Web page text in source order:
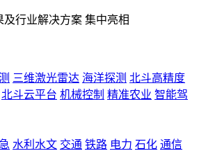
行业解决方案 集中亮相
三维激光雷达 海洋探测 北斗高精度
北斗云平台 机械控制 精准农业 智能驾
水利水文 交通 铁路 电力 石化 通信